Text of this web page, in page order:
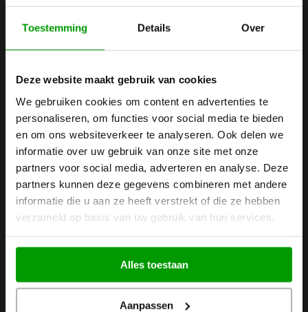
Toestemming Details Over
Deze website maakt gebruik van cookies
We gebruiken cookies om content en advertenties te
personaliseren, om functies voor social media te bieden
en om ons websiteverkeer te analyseren. Ook delen we
informatie over uw gebruik van onze site met onze
partners voor social media, adverteren en analyse. Deze
partners kunnen deze gegevens combineren met andere
informatie die u aan ze heeft verstrekt of die ze hebben
verzameld op basis van uw gebruik van hun services.
Alles toestaan
Aanpassen
build-to-print+ partner. Ontdek wat klanten over ons
zeggen op onze referentiepagina.
Bekijk wat klanten vinden van BKB Precision
Meest gestelde vragen uit de
industrie
toepassingen?
Is een optisch strak oppervlak mogelijk voor
zichtwerk (high-end apparatuur)?